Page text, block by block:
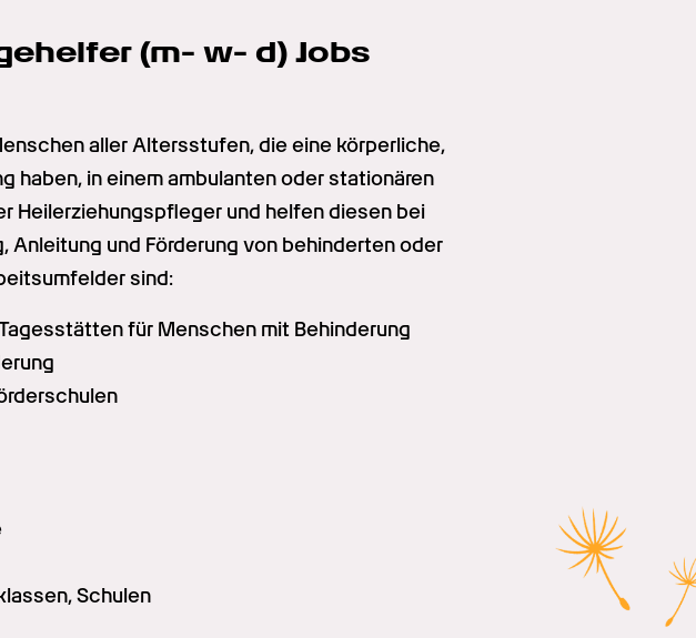
(m- w- d) Jobs
aller Altersstufen, die eine körperliche,
in einem ambulanten oder stationären
Heilerziehungspfleger und helfen diesen bei
Anleitung und Förderung von behinderten oder
sind:
für Menschen mit Behinderung
Schulen